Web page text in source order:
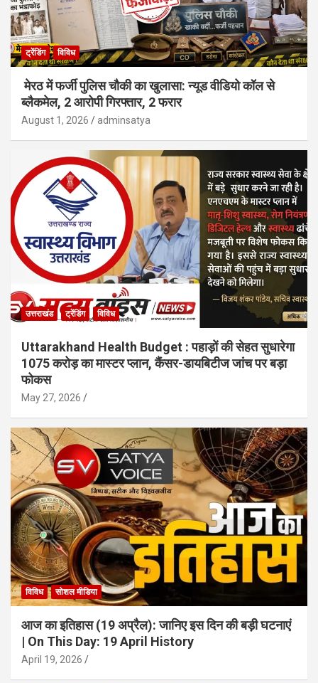
ट्रेंडिंग विविध
मेरठ में फर्जी पुलिस चौकी का खुलासा: न्यूड वीडियो कॉल से
ब्लैकमेल, 2 आरोपी गिरफ्तार, 2 फरार
August 1, 2026 adminsatya
उत्तराखंड ट्रेंडिंग विविध
Uttarakhand Health Budget : पहाड़ों की सेहत सुधारेगा
1075 करोड़ का मास्टर प्लान, कैंसर-डायबिटीज जांच पर बड़ा
फोकस
May 27, 2026
विविध सोशल मीडिया
आज का इतिहास (19 अप्रैल): जानिए इस दिन की बड़ी घटनाएं
| On This Day: 19 April History
April 19, 2026